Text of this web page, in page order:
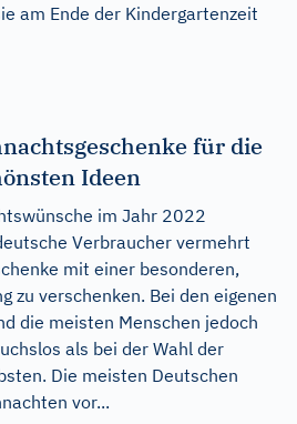
am Ende der Kindergartenzeit
für die
Ideen
im Jahr 2022
Verbraucher vermehrt
mit einer besonderen,
zu verschenken. Bei den eigenen
die meisten Menschen jedoch
als bei der Wahl der
Die meisten Deutschen
vor...